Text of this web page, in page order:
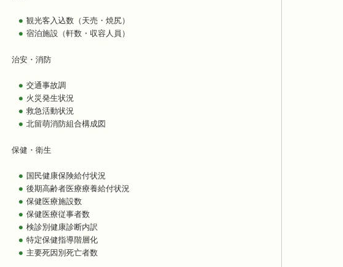
観光客入込数（天売・焼尻）
宿泊施設（軒数・収容人員）
治安・消防
交通事故調
火災発生状況
救急活動状況
北留萌消防組合構成図
保健・衛生
国民健康保険給付状況
後期高齢者医療療養給付状況
保健医療施設数
保健医療従事者数
検診別健康診断内訳
特定保健指導階層化
主要死因別死亡者数